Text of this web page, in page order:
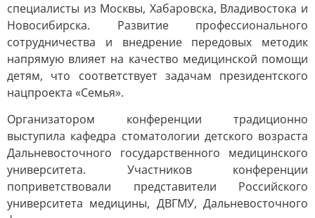
специалисты из Москвы, Хабаровска, Владивостока и
Новосибирска. Развитие профессионального
сотрудничества и внедрение передовых методик
напрямую влияет на качество медицинской помощи
детям, что соответствует задачам президентского
нацпроекта «Семья».
Организатором конференции традиционно
выступила кафедра стоматологии детского возраста
Дальневосточного государственного медицинского
университета. Участников конференции
поприветствовали представители Российского
университета медицины, ДВГМУ, Дальневосточного